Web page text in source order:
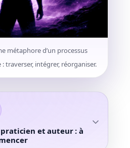
métaphore d’un processus
traverser, intégrer, réorganiser.
et auteur : à